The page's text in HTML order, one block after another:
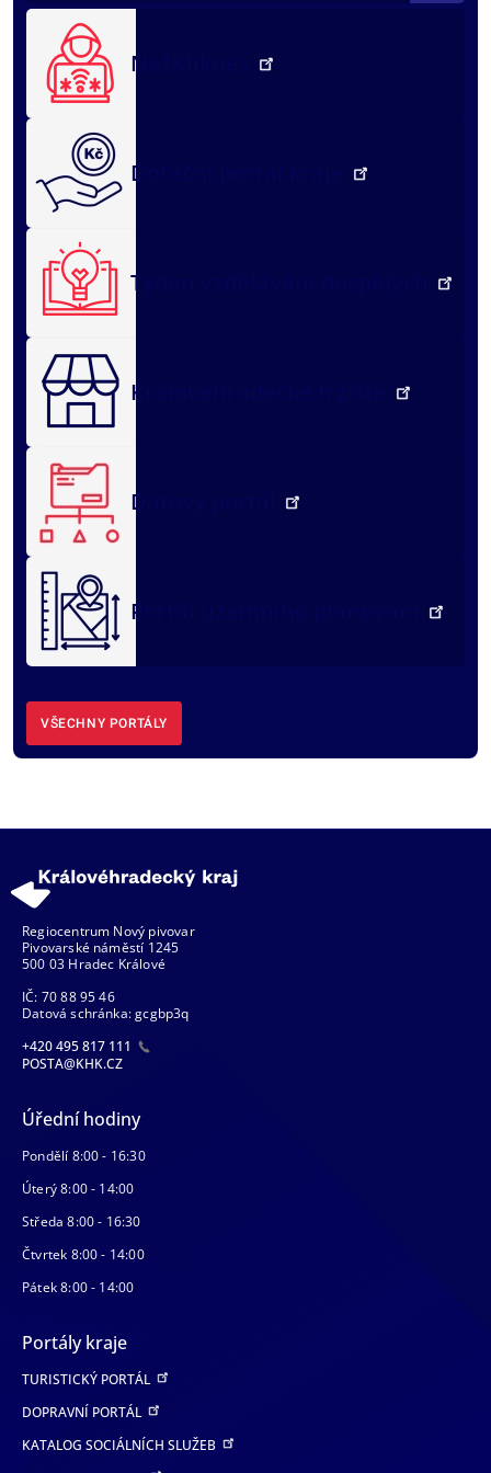
NežKlikneš
Dotační portál kraje
Týden vzdělávání dospělých
Královéhradecké tržiště
Datový portál
Portál územního plánování
VŠECHNY PORTÁLY
Regiocentrum Nový pivovar
Pivovarské náměstí 1245
500 03 Hradec Králové
IČ: 70 88 95 46
Datová schránka: gcgbp3q
+420 495 817 111
POSTA@KHK.CZ
Úřední hodiny
Pondělí 8:00 - 16:30
Úterý 8:00 - 14:00
Středa 8:00 - 16:30
Čtvrtek 8:00 - 14:00
Pátek 8:00 - 14:00
Portály kraje
TURISTICKÝ PORTÁL
DOPRAVNÍ PORTÁL
KATALOG SOCIÁLNÍCH SLUŽEB